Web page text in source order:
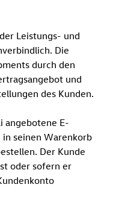
Leistungs- und
Die
durch den
und
des Kunden.
angebotene E-
seinen Warenkorb
Der Kunde
oder sofern er